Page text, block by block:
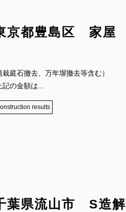
京都豊島区 家屋
栽庭石撤去、万年塀撤去等含む）
の金額は...
results
葉県流山市 S造解